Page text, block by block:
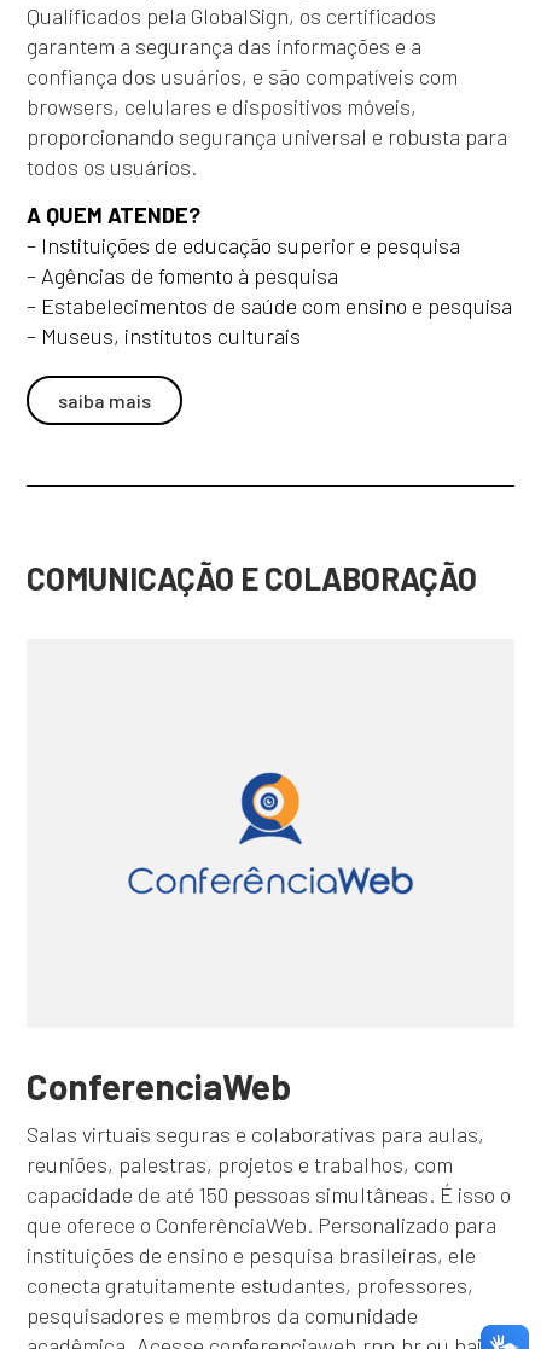
Qualificados pela GlobalSign, os certificados
garantem a segurança das informações e a
confiança dos usuários, e são compatíveis com
browsers, celulares e dispositivos móveis,
proporcionando segurança universal e robusta para
todos os usuários.
A QUEM ATENDE?
– Instituições de educação superior e pesquisa
– Agências de fomento à pesquisa
– Estabelecimentos de saúde com ensino e pesquisa
– Museus, institutos culturais
saiba mais
COMUNICAÇÃO E COLABORAÇÃO
ConferenciaWeb
Salas virtuais seguras e colaborativas para aulas,
reuniões, palestras, projetos e trabalhos, com
capacidade de até 150 pessoas simultâneas. É isso o
que oferece o ConferênciaWeb. Personalizado para
instituições de ensino e pesquisa brasileiras, ele
conecta gratuitamente estudantes, professores,
pesquisadores e membros da comunidade